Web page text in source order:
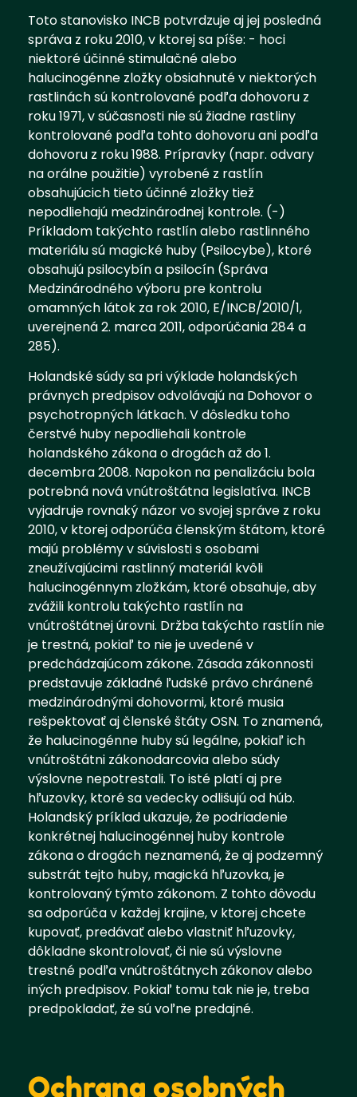
Toto stanovisko INCB potvrdzuje aj jej posledná
správa z roku 2010, v ktorej sa píše: - hoci
niektoré účinné stimulačné alebo
halucinogénne zložky obsiahnuté v niektorých
rastlinách sú kontrolované podľa dohovoru z
roku 1971, v súčasnosti nie sú žiadne rastliny
kontrolované podľa tohto dohovoru ani podľa
dohovoru z roku 1988. Prípravky (napr. odvary
na orálne použitie) vyrobené z rastlín
obsahujúcich tieto účinné zložky tiež
nepodliehajú medzinárodnej kontrole. (-)
Príkladom takýchto rastlín alebo rastlinného
materiálu sú magické huby (Psilocybe), ktoré
obsahujú psilocybín a psilocín (Správa
Medzinárodného výboru pre kontrolu
omamných látok za rok 2010, E/INCB/2010/1,
uverejnená 2. marca 2011, odporúčania 284 a
285).
Holandské súdy sa pri výklade holandských
právnych predpisov odvolávajú na Dohovor o
psychotropných látkach. V dôsledku toho
čerstvé huby nepodliehali kontrole
holandského zákona o drogách až do 1.
decembra 2008. Napokon na penalizáciu bola
potrebná nová vnútroštátna legislatíva. INCB
vyjadruje rovnaký názor vo svojej správe z roku
2010, v ktorej odporúča členským štátom, ktoré
majú problémy v súvislosti s osobami
zneužívajúcimi rastlinný materiál kvôli
halucinogénnym zložkám, ktoré obsahuje, aby
zvážili kontrolu takýchto rastlín na
vnútroštátnej úrovni. Držba takýchto rastlín nie
je trestná, pokiaľ to nie je uvedené v
predchádzajúcom zákone. Zásada zákonnosti
predstavuje základné ľudské právo chránené
medzinárodnými dohovormi, ktoré musia
rešpektovať aj členské štáty OSN. To znamená,
že halucinogénne huby sú legálne, pokiaľ ich
vnútroštátni zákonodarcovia alebo súdy
výslovne nepotrestali. To isté platí aj pre
hľuzovky, ktoré sa vedecky odlišujú od húb.
Holandský príklad ukazuje, že podriadenie
konkrétnej halucinogénnej huby kontrole
zákona o drogách neznamená, že aj podzemný
substrát tejto huby, magická hľuzovka, je
kontrolovaný týmto zákonom. Z tohto dôvodu
sa odporúča v každej krajine, v ktorej chcete
kupovať, predávať alebo vlastniť hľuzovky,
dôkladne skontrolovať, či nie sú výslovne
trestné podľa vnútroštátnych zákonov alebo
iných predpisov. Pokiaľ tomu tak nie je, treba
predpokladať, že sú voľne predajné.
Ochrana osobných